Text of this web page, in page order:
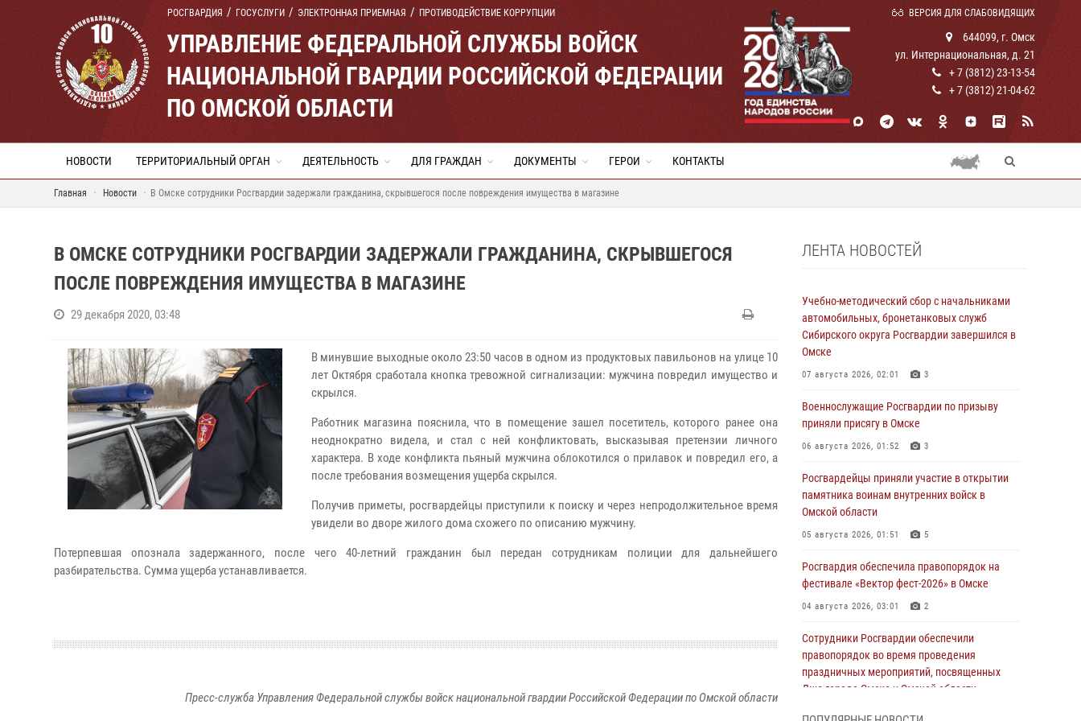
РОСГВАРДИЯ ГОСУСЛУГИ ЭЛЕКТРОННАЯ ПРИЕМНАЯ ПРОТИВОДЕЙСТВИЕ КОРРУПЦИИ ВЕРСИЯ ДЛЯ СЛАБОВИДЯЩИХ
УПРАВЛЕНИЕ ФЕДЕРАЛЬНОЙ СЛУЖБЫ ВОЙСК
НАЦИОНАЛЬНОЙ ГВАРДИИ РОССИЙСКОЙ ФЕДЕРАЦИИ
ПО ОМСКОЙ ОБЛАСТИ
644099, г. Омск
ул. Интернациональная, д. 21
+ 7 (3812) 23-13-54
+ 7 (3812) 21-04-62
НОВОСТИ ТЕРРИТОРИАЛЬНЫЙ ОРГАН ДЕЯТЕЛЬНОСТЬ ДЛЯ ГРАЖДАН ДОКУМЕНТЫ ГЕРОИ КОНТАКТЫ
Главная Новости В Омске сотрудники Росгвардии задержали гражданина, скрывшегося после повреждения имущества в магазине
В ОМСКЕ СОТРУДНИКИ РОСГВАРДИИ ЗАДЕРЖАЛИ ГРАЖДАНИНА, СКРЫВШЕГОСЯ
ПОСЛЕ ПОВРЕЖДЕНИЯ ИМУЩЕСТВА В МАГАЗИНЕ
29 декабря 2020, 03:48
В минувшие выходные около 23:50 часов в одном из продуктовых павильонов на улице 10
лет Октября сработала кнопка тревожной сигнализации: мужчина повредил имущество и
скрылся.
Работник магазина пояснила, что в помещение зашел посетитель, которого ранее она
неоднократно видела, и стал с ней конфликтовать, высказывая претензии личного
характера. В ходе конфликта пьяный мужчина облокотился о прилавок и повредил его, а
после требования возмещения ущерба скрылся.
Получив приметы, росгвардейцы приступили к поиску и через непродолжительное время
увидели во дворе жилого дома схожего по описанию мужчину.
Потерпевшая опознала задержанного, после чего 40-летний гражданин был передан сотрудникам полиции для дальнейшего
разбирательства. Сумма ущерба устанавливается.
Пресс-служба Управления Федеральной службы войск национальной гвардии Российской Федерации по Омской области
ЛЕНТА НОВОСТЕЙ
Учебно-методический сбор с начальниками
автомобильных, бронетанковых служб
Сибирского округа Росгвардии завершился в
Омске
07 августа 2026, 02:01 3
Военнослужащие Росгвардии по призыву
приняли присягу в Омске
06 августа 2026, 01:52 3
Росгвардейцы приняли участие в открытии
памятника воинам внутренних войск в
Омской области
05 августа 2026, 01:51 5
Росгвардия обеспечила правопорядок на
фестивале «Вектор фест-2026» в Омске
04 августа 2026, 03:01 2
Сотрудники Росгвардии обеспечили
правопорядок во время проведения
праздничных мероприятий, посвященных
Дню города Омска и Омской области